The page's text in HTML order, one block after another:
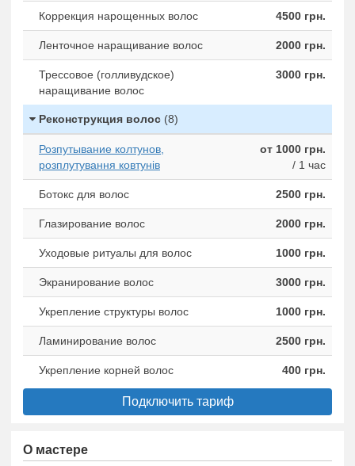
Коррекция нарощенных волос 4500 грн.
Ленточное наращивание волос 2000 грн.
Трессовое (голливудское)
наращивание волос
3000 грн.
Реконструкция волос (8)
Розпутывание колтунов,
розплутування ковтунів
от 1000 грн.
/ 1 час
Ботокс для волос 2500 грн.
Глазирование волос 2000 грн.
Уходовые ритуалы для волос 1000 грн.
Экранирование волос 3000 грн.
Укрепление структуры волос 1000 грн.
Ламинирование волос 2500 грн.
Укрепление корней волос 400 грн.
Подключить тариф
О мастере